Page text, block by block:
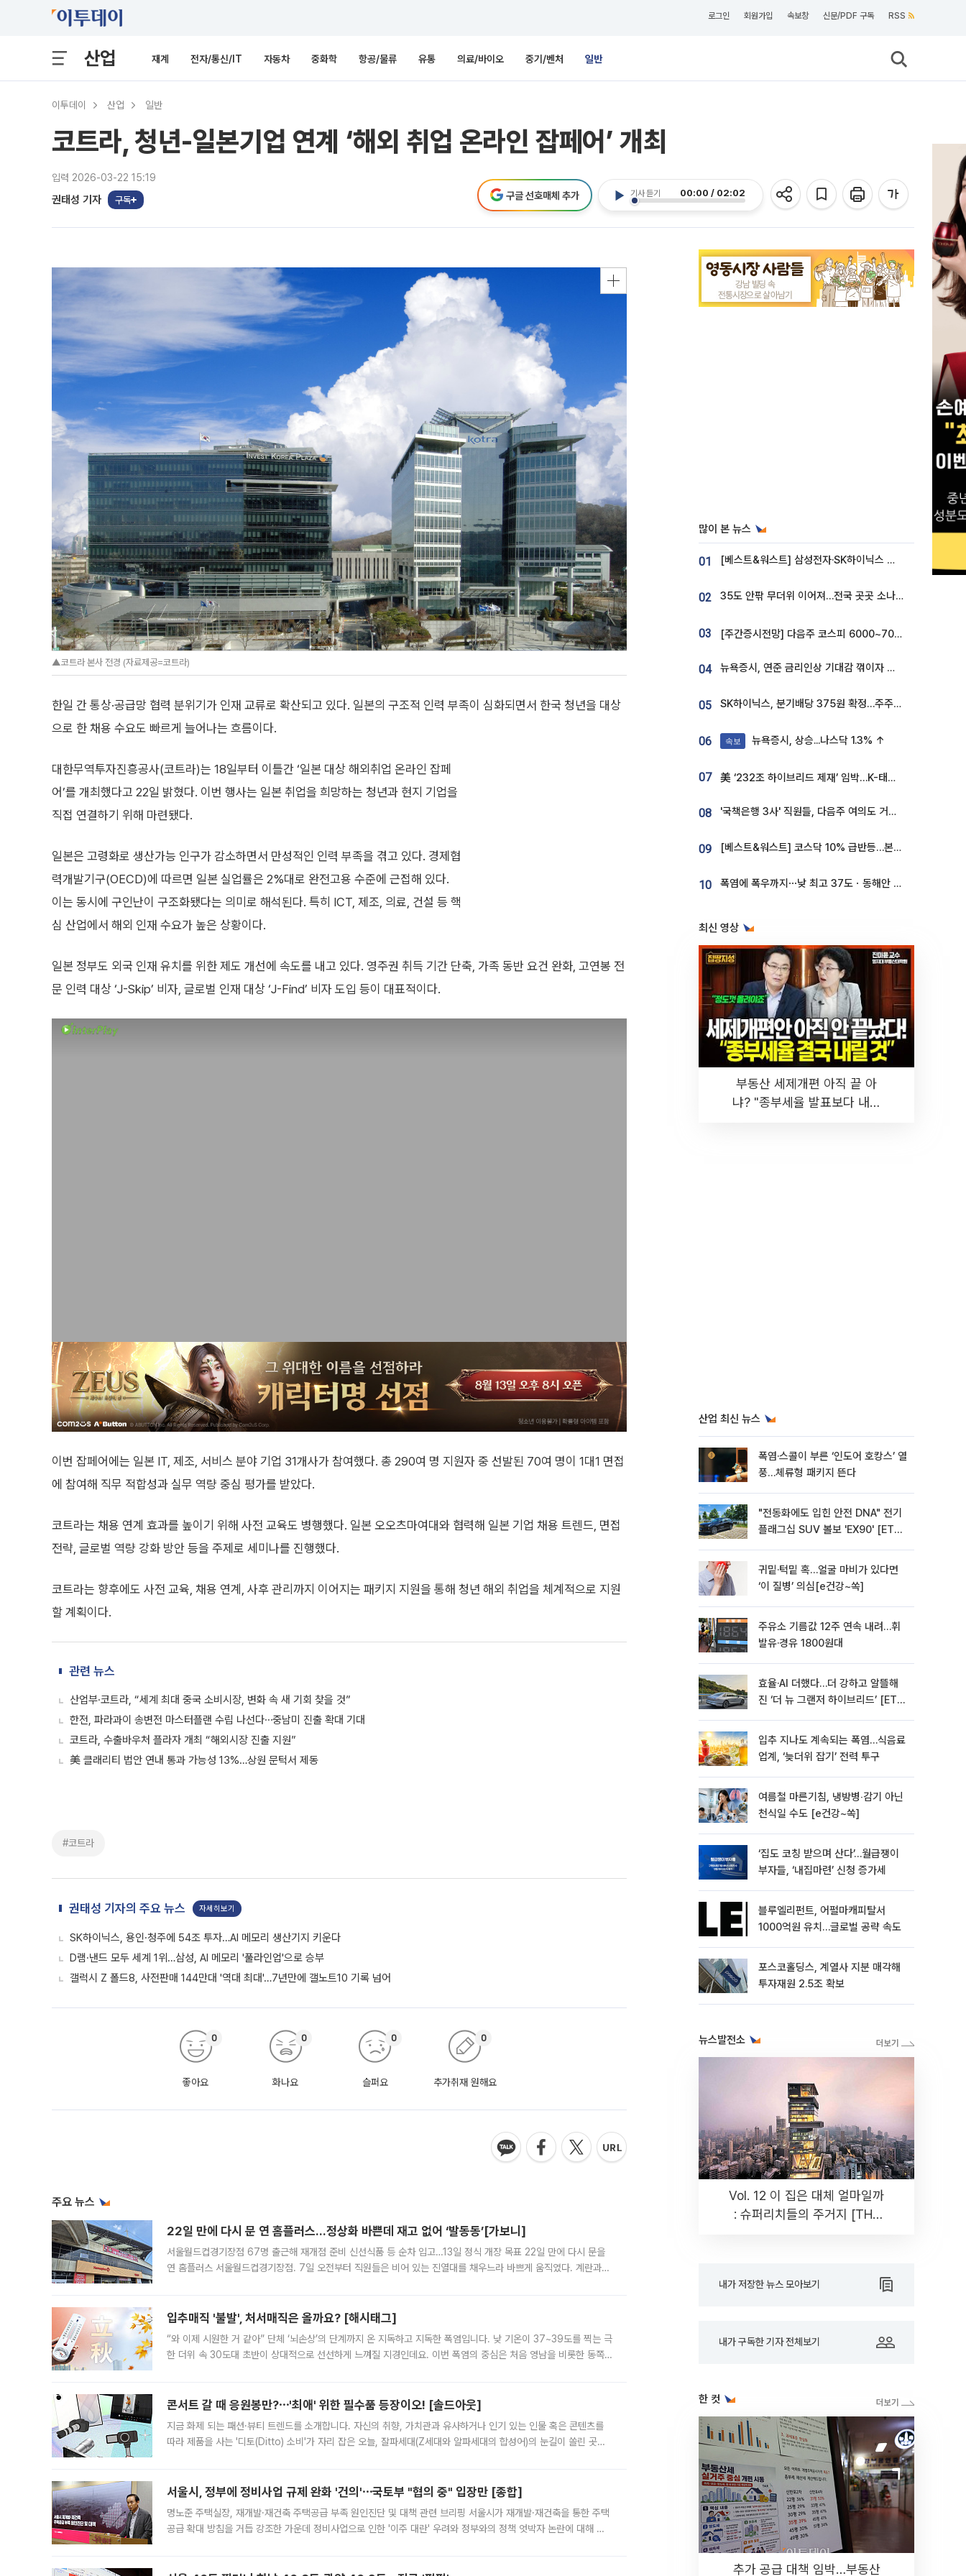
로그인 회원가입 속보창 신문/PDF 구독 RSS
산업 재계 전자/통신/IT 자동차 중화학 항공/물류 유통 의료/바이오 중기/벤처 일반
이투데이 산업 일반
코트라, 청년-일본기업 연계 ‘해외 취업 온라인 잡페어’ 개최
입력 2026-03-22 15:19
권태성 기자 구독
기사 듣기 00:00 / 02:02
구글 선호매체 추가
▲코트라 본사 전경 (자료제공=코트라)
한일 간 통상·공급망 협력 분위기가 인재 교류로 확산되고 있다. 일본의 구조적 인력 부족이 심화되면서 한국 청년을 대상
으로 한 채용 수요도 빠르게 늘어나는 흐름이다.
대한무역투자진흥공사(코트라)는 18일부터 이틀간 ‘일본 대상 해외취업 온라인 잡페
어’를 개최했다고 22일 밝혔다. 이번 행사는 일본 취업을 희망하는 청년과 현지 기업을
직접 연결하기 위해 마련됐다.
일본은 고령화로 생산가능 인구가 감소하면서 만성적인 인력 부족을 겪고 있다. 경제협
력개발기구(OECD)에 따르면 일본 실업률은 2%대로 완전고용 수준에 근접해 있다.
이는 동시에 구인난이 구조화됐다는 의미로 해석된다. 특히 ICT, 제조, 의료, 건설 등 핵
심 산업에서 해외 인재 수요가 높은 상황이다.
일본 정부도 외국 인재 유치를 위한 제도 개선에 속도를 내고 있다. 영주권 취득 기간 단축, 가족 동반 요건 완화, 고연봉 전
문 인력 대상 ‘J-Skip’ 비자, 글로벌 인재 대상 ‘J-Find’ 비자 도입 등이 대표적이다.
이번 잡페어에는 일본 IT, 제조, 서비스 분야 기업 31개사가 참여했다. 총 290여 명 지원자 중 선발된 70여 명이 1대1 면접
에 참여해 직무 적합성과 실무 역량 중심 평가를 받았다.
코트라는 채용 연계 효과를 높이기 위해 사전 교육도 병행했다. 일본 오오츠마여대와 협력해 일본 기업 채용 트렌드, 면접
전략, 글로벌 역량 강화 방안 등을 주제로 세미나를 진행했다.
코트라는 향후에도 사전 교육, 채용 연계, 사후 관리까지 이어지는 패키지 지원을 통해 청년 해외 취업을 체계적으로 지원
할 계획이다.
관련 뉴스
산업부·코트라, “세계 최대 중국 소비시장, 변화 속 새 기회 찾을 것”
한전, 파라과이 송변전 마스터플랜 수립 나선다⋯중남미 진출 확대 기대
코트라, 수출바우처 플라자 개최 “해외시장 진출 지원”
美 클래리티 법안 연내 통과 가능성 13%…상원 문턱서 제동
#코트라
권태성 기자의 주요 뉴스 자세히보기
SK하이닉스, 용인·청주에 54조 투자…AI 메모리 생산기지 키운다
D램·낸드 모두 세계 1위…삼성, AI 메모리 '풀라인업'으로 승부
갤럭시 Z 폴드8, 사전판매 144만대 '역대 최대'…7년만에 갤노트10 기록 넘어
좋아요
0
화나요
0
슬퍼요
0
추가취재 원해요
0
주요 뉴스
22일 만에 다시 문 연 홈플러스…정상화 바쁜데 재고 없어 ‘발동동’[가보니]
서울월드컵경기장점 67명 출근해 재개점 준비 신선식품 등 순차 입고…13일 정식 개장 목표 22일 만에 다시 문을
연 홈플러스 서울월드컵경기장점. 7일 오전부터 직원들은 비어 있는 진열대를 채우느라 바쁘게 움직였다. 계란과
입추매직 '불발', 처서매직은 올까요? [해시태그]
“와 이제 시원한 거 같아” 단체 ‘뇌손상’의 단계까지 온 지독하고 지독한 폭염입니다. 낮 기온이 37~39도를 찍는 극
한 더위 속 30도대 초반이 상대적으로 선선하게 느껴질 지경인데요. 이번 폭염의 중심은 처음 영남을 비롯한 동쪽
콘서트 갈 때 응원봉만?⋯'최애' 위한 필수품 등장이오! [솔드아웃]
지금 화제 되는 패션·뷰티 트렌드를 소개합니다. 자신의 취향, 가치관과 유사하거나 인기 있는 인물 혹은 콘텐츠를
따라 제품을 사는 '디토(Ditto) 소비'가 자리 잡은 오늘, 잘파세대(Z세대와 알파세대의 합성어)의 눈길이 쏠린 곳은
서울시, 정부에 정비사업 규제 완화 '건의'⋯국토부 "협의 중" 입장만 [종합]
명노준 주택실장, 재개발·재건축 주택공급 부족 원인진단 및 대책 관련 브리핑 서울시가 재개발·재건축을 통한 주택
공급 확대 방침을 거듭 강조한 가운데 정비사업으로 인한 '이주 대란' 우려와 정부와의 정책 엇박자 논란에 대해 정
많이 본 뉴스
01 [베스트&워스트] 삼성전자·SK하이닉스 밀린 한 주…상상인증권은 85% 급등
02 35도 안팎 무더위 이어져…전국 곳곳 소나기 [오늘 날씨]
03 [주간증시전망] 다음주 코스피 6000~7000⋯“外人 수급은 정책이 변수”
04 뉴욕증시, 연준 금리인상 기대감 꺾이자 상승...S&P500 사상 최고치 [종합]
05 SK하이닉스, 분기배당 375원 확정…주주환원책 9월로 앞당겨 발표
06 속보 뉴욕증시, 상승...나스닥 1.3% ↑
07 美 ‘232조 하이브리드 제재’ 임박…K-태양광, 불확실성 털고 날개 다나
08 '국책은행 3사' 직원들, 다음주 여의도 거리 나서는 까닭은
09 [베스트&워스트] 코스닥 10% 급반등…본느, 최대주주 변경 기대에 270% 폭등
10 폭염에 폭우까지⋯낮 최고 37도ㆍ동해안 강한 비 [날씨]
최신 영상
부동산 세제개편 아직 끝 아
냐? "종부세율 발표보다 내릴
산업 최신 뉴스
폭염·스콜이 부른 ‘인도어 호캉스’ 열
풍…체류형 패키지 뜬다
"전동화에도 입힌 안전 DNA" 전기
플래그십 SUV 볼보 'EX90' [ET의
귀밑·턱밑 혹…얼굴 마비가 있다면
‘이 질병’ 의심[e건강~쏙]
주유소 기름값 12주 연속 내려…휘
발유·경유 1800원대
효율·AI 더했다…더 강하고 알뜰해
진 ‘더 뉴 그랜저 하이브리드’ [ET의
입추 지나도 계속되는 폭염…식음료
업계, ‘늦더위 잡기’ 전력 투구
여름철 마른기침, 냉방병‧감기 아닌
천식일 수도 [e건강~쏙]
‘집도 코칭 받으며 산다’…월급쟁이
부자들, ‘내집마련’ 신청 증가세
블루엘리펀트, 어펄마캐피탈서
1000억원 유치…글로벌 공략 속도
포스코홀딩스, 계열사 지분 매각해
투자재원 2.5조 확보
뉴스발전소
Vol. 12 이 집은 대체 얼마일까
: 슈퍼리치들의 주거지 [THE
내가 저장한 뉴스 모아보기
내가 구독한 기자 전체보기
한 컷
추가 공급 대책 임박…부동산